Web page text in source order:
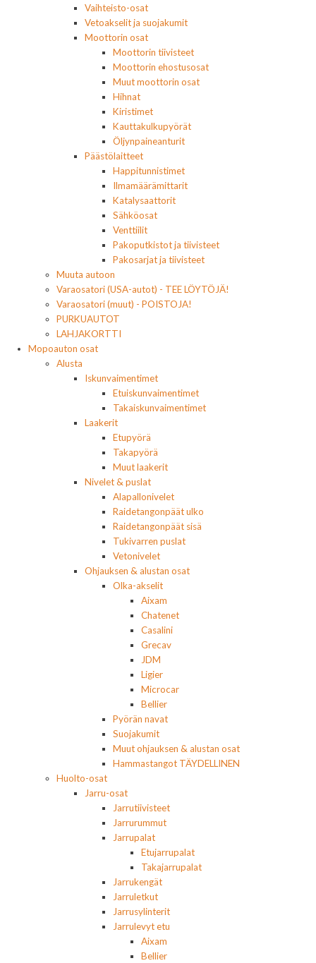
Vaihteisto-osat
Vetoakselit ja suojakumit
Moottorin osat
Moottorin tiivisteet
Moottorin ehostusosat
Muut moottorin osat
Hihnat
Kiristimet
Kauttakulkupyörät
Öljynpaineanturit
Päästölaitteet
Happitunnistimet
Ilmamäärämittarit
Katalysaattorit
Sähköosat
Venttiilit
Pakoputkistot ja tiivisteet
Pakosarjat ja tiivisteet
Muuta autoon
Varaosatori (USA-autot) - TEE LÖYTÖJÄ!
Varaosatori (muut) - POISTOJA!
PURKUAUTOT
LAHJAKORTTI
Mopoauton osat
Alusta
Iskunvaimentimet
Etuiskunvaimentimet
Takaiskunvaimentimet
Laakerit
Etupyörä
Takapyörä
Muut laakerit
Nivelet & puslat
Alapallonivelet
Raidetangonpäät ulko
Raidetangonpäät sisä
Tukivarren puslat
Vetonivelet
Ohjauksen & alustan osat
Olka-akselit
Aixam
Chatenet
Casalini
Grecav
JDM
Ligier
Microcar
Bellier
Pyörän navat
Suojakumit
Muut ohjauksen & alustan osat
Hammastangot TÄYDELLINEN
Huolto-osat
Jarru-osat
Jarrutiivisteet
Jarrurummut
Jarrupalat
Etujarrupalat
Takajarrupalat
Jarrukengät
Jarruletkut
Jarrusylinterit
Jarrulevyt etu
Aixam
Bellier